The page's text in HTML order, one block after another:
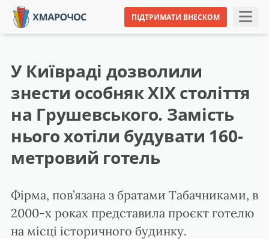
ПІДТРИМАТИ ВНЕСКОМ
У Київраді дозволили
знести особняк XIX століття
на Грушевського. Замість
нього хотіли будувати 160-
метровий готель
Фірма, пов’язана з братами Табачниками, в
2000-х роках представила проєкт готелю
на місці історичного будинку.